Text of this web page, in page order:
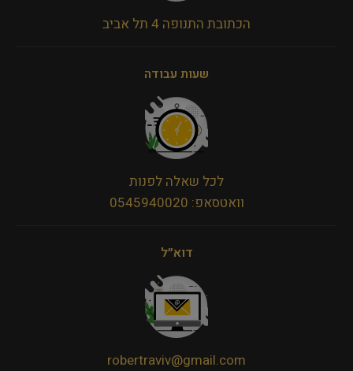
הכתובת התנופה 4 תל אביב
שעות עבודה
לכל שאלה לפנות
וואטסאפ: 0545940020
דוא״ל
robertraviv@gmail.com